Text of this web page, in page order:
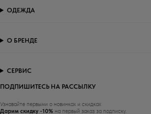
ПОДПИШИТЕСЬ НА РАССЫЛКУ
Узнавайте первыми о новинках и скидках
Дарим скидку -10% на первый заказ за подписку.
ОДЕЖДА
О БРЕНДЕ
СЕРВИС